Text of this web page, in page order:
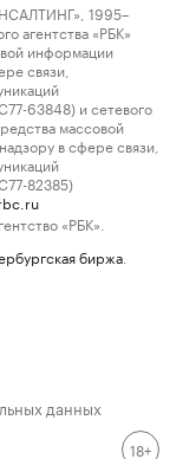
1995–
агентства «РБК»
информации
связи,
63848) и сетевого
массовой
в сфере связи,
82385)
«РБК».
биржа
данных
18+